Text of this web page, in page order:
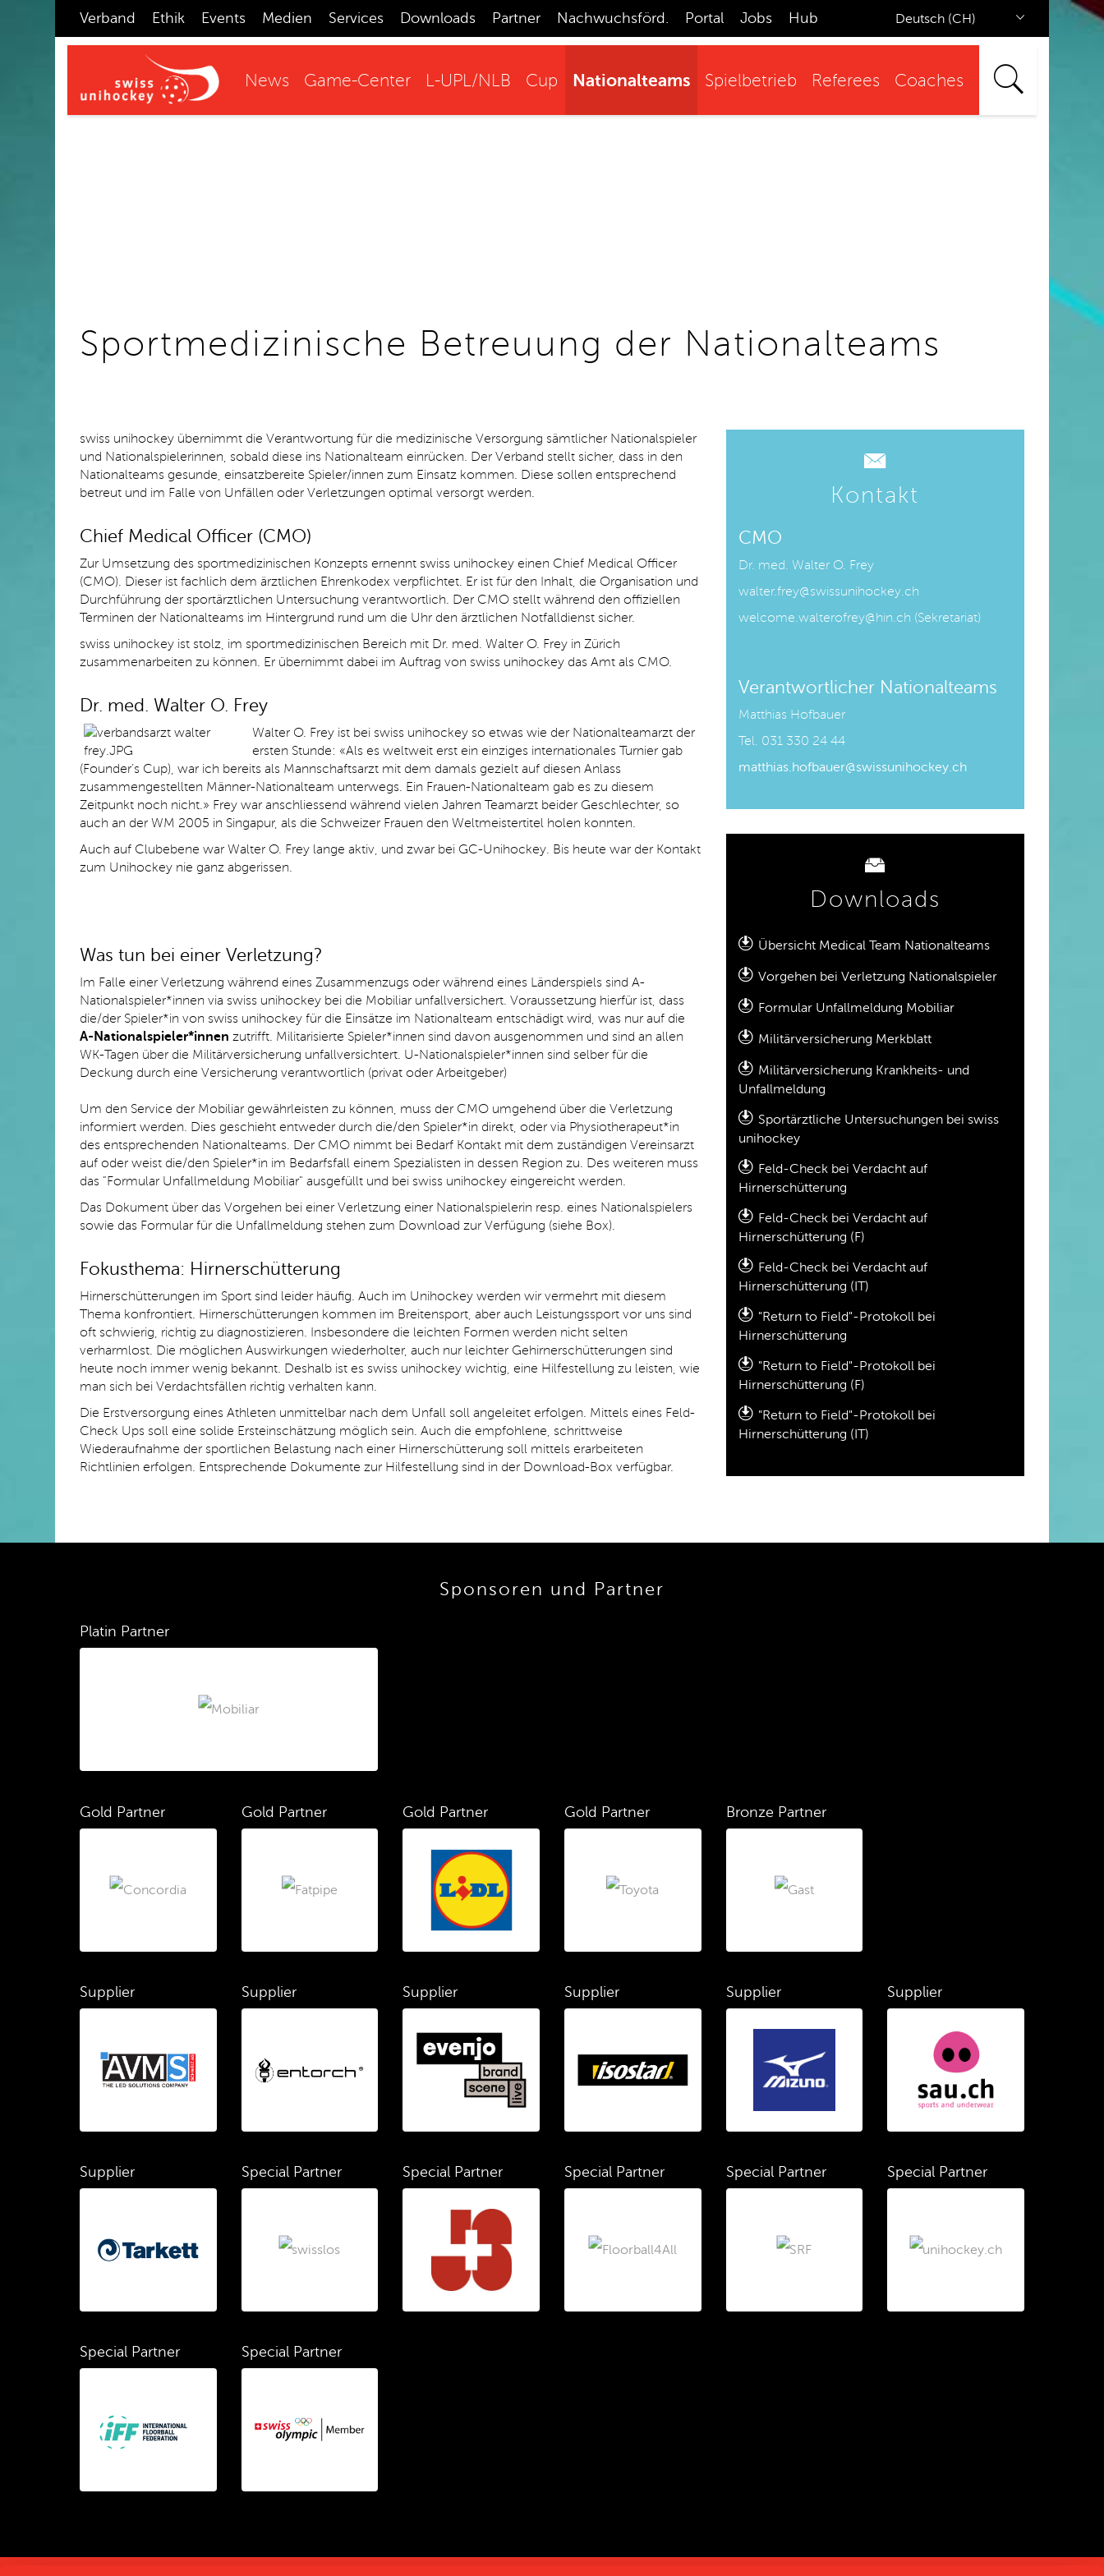
Verband Ethik Events Medien Services Downloads Partner Nachwuchsförd. Portal Jobs Hub Deutsch (CH)
News Game-Center L-UPL/NLB Cup Nationalteams Spielbetrieb Referees Coaches
Sportmedizinische Betreuung der Nationalteams
swiss unihockey übernimmt die Verantwortung für die medizinische Versorgung sämtlicher Nationalspieler
und Nationalspielerinnen, sobald diese ins Nationalteam einrücken. Der Verband stellt sicher, dass in den
Nationalteams gesunde, einsatzbereite Spieler/innen zum Einsatz kommen. Diese sollen entsprechend
betreut und im Falle von Unfällen oder Verletzungen optimal versorgt werden.
Chief Medical Officer (CMO)
Zur Umsetzung des sportmedizinischen Konzepts ernennt swiss unihockey einen Chief Medical Officer
(CMO). Dieser ist fachlich dem ärztlichen Ehrenkodex verpflichtet. Er ist für den Inhalt, die Organisation und
Durchführung der sportärztlichen Untersuchung verantwortlich. Der CMO stellt während den offiziellen
Terminen der Nationalteams im Hintergrund rund um die Uhr den ärztlichen Notfalldienst sicher.
swiss unihockey ist stolz, im sportmedizinischen Bereich mit Dr. med. Walter O. Frey in Zürich
zusammenarbeiten zu können. Er übernimmt dabei im Auftrag von swiss unihockey das Amt als CMO.
Dr. med. Walter O. Frey
Walter O. Frey ist bei swiss unihockey so etwas wie der Nationalteamarzt der
ersten Stunde: «Als es weltweit erst ein einziges internationales Turnier gab
(Founder’s Cup), war ich bereits als Mannschaftsarzt mit dem damals gezielt auf diesen Anlass
zusammengestellten Männer-Nationalteam unterwegs. Ein Frauen-Nationalteam gab es zu diesem
Zeitpunkt noch nicht.» Frey war anschliessend während vielen Jahren Teamarzt beider Geschlechter, so
auch an der WM 2005 in Singapur, als die Schweizer Frauen den Weltmeistertitel holen konnten.
Auch auf Clubebene war Walter O. Frey lange aktiv, und zwar bei GC-Unihockey. Bis heute war der Kontakt
zum Unihockey nie ganz abgerissen.
Was tun bei einer Verletzung?
Im Falle einer Verletzung während eines Zusammenzugs oder während eines Länderspiels sind A-
Nationalspieler*innen via swiss unihockey bei die Mobiliar unfallversichert. Voraussetzung hierfür ist, dass
die/der Spieler*in von swiss unihockey für die Einsätze im Nationalteam entschädigt wird, was nur auf die
A-Nationalspieler*innen zutrifft. Militarisierte Spieler*innen sind davon ausgenommen und sind an allen
WK-Tagen über die Militärversicherung unfallversichtert. U-Nationalspieler*innen sind selber für die
Deckung durch eine Versicherung verantwortlich (privat oder Arbeitgeber)
Um den Service der Mobiliar gewährleisten zu können, muss der CMO umgehend über die Verletzung
informiert werden. Dies geschieht entweder durch die/den Spieler*in direkt, oder via Physiotherapeut*in
des entsprechenden Nationalteams. Der CMO nimmt bei Bedarf Kontakt mit dem zuständigen Vereinsarzt
auf oder weist die/den Spieler*in im Bedarfsfall einem Spezialisten in dessen Region zu. Des weiteren muss
das "Formular Unfallmeldung Mobiliar" ausgefüllt und bei swiss unihockey eingereicht werden.
Das Dokument über das Vorgehen bei einer Verletzung einer Nationalspielerin resp. eines Nationalspielers
sowie das Formular für die Unfallmeldung stehen zum Download zur Verfügung (siehe Box).
Fokusthema: Hirnerschütterung
Hirnerschütterungen im Sport sind leider häufig. Auch im Unihockey werden wir vermehrt mit diesem
Thema konfrontiert. Hirnerschütterungen kommen im Breitensport, aber auch Leistungssport vor uns sind
oft schwierig, richtig zu diagnostizieren. Insbesondere die leichten Formen werden nicht selten
verharmlost. Die möglichen Auswirkungen wiederholter, auch nur leichter Gehirnerschütterungen sind
heute noch immer wenig bekannt. Deshalb ist es swiss unihockey wichtig, eine Hilfestellung zu leisten, wie
man sich bei Verdachtsfällen richtig verhalten kann.
Die Erstversorgung eines Athleten unmittelbar nach dem Unfall soll angeleitet erfolgen. Mittels eines Feld-
Check Ups soll eine solide Ersteinschätzung möglich sein. Auch die empfohlene, schrittweise
Wiederaufnahme der sportlichen Belastung nach einer Hirnerschütterung soll mittels erarbeiteten
Richtlinien erfolgen. Entsprechende Dokumente zur Hilfestellung sind in der Download-Box verfügbar.
Kontakt
CMO
Dr. med. Walter O. Frey
walter.frey@swissunihockey.ch
welcome.walterofrey@hin.ch (Sekretariat)
Verantwortlicher Nationalteams
Matthias Hofbauer
Tel. 031 330 24 44
matthias.hofbauer@swissunihockey.ch
Downloads
Übersicht Medical Team Nationalteams
Vorgehen bei Verletzung Nationalspieler
Formular Unfallmeldung Mobiliar
Militärversicherung Merkblatt
Militärversicherung Krankheits- und
Unfallmeldung
Sportärztliche Untersuchungen bei swiss
unihockey
Feld-Check bei Verdacht auf
Hirnerschütterung
Feld-Check bei Verdacht auf
Hirnerschütterung (F)
Feld-Check bei Verdacht auf
Hirnerschütterung (IT)
"Return to Field"-Protokoll bei
Hirnerschütterung
"Return to Field"-Protokoll bei
Hirnerschütterung (F)
"Return to Field"-Protokoll bei
Hirnerschütterung (IT)
Sponsoren und Partner
Platin Partner
Gold Partner Gold Partner Gold Partner Gold Partner Bronze Partner
Supplier Supplier Supplier Supplier Supplier Supplier
Supplier Special Partner Special Partner Special Partner Special Partner Special Partner
Special Partner Special Partner